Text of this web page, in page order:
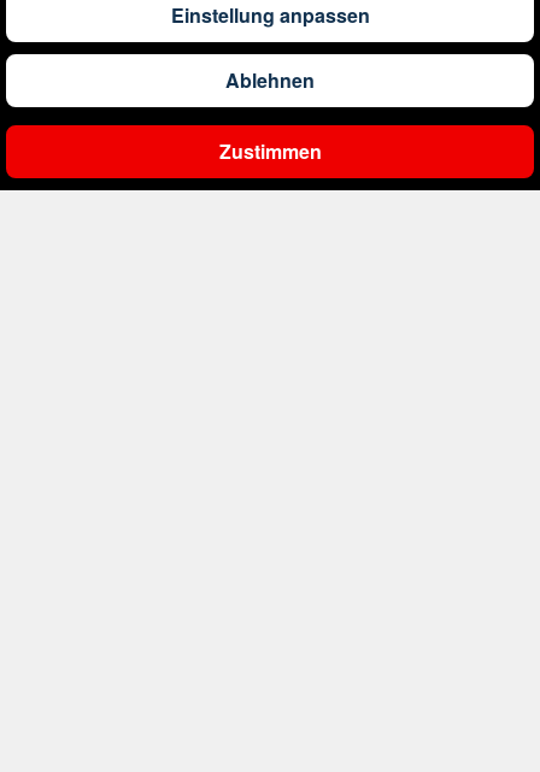
Ergebnisse filtern
Einstellung anpassen
Ablehnen
Zustimmen